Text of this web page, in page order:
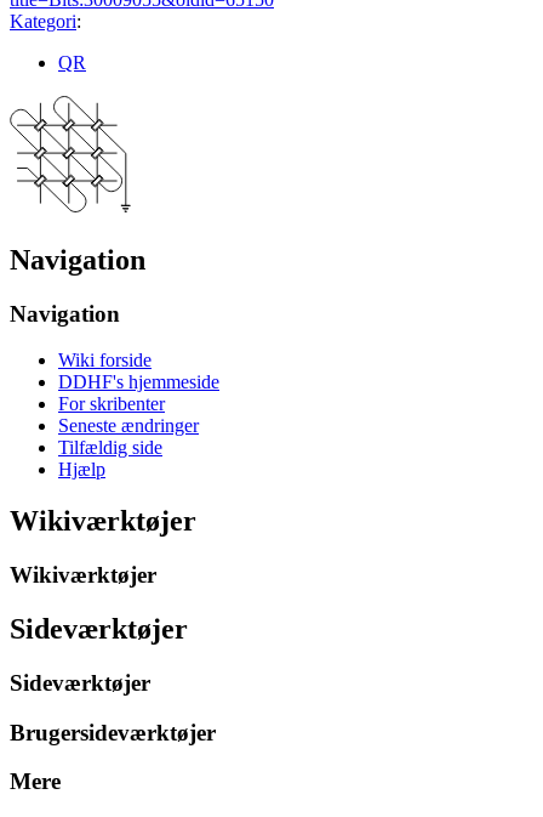
Kategori:
QR
Navigation
Navigation
Wiki forside
DDHF's hjemmeside
For skribenter
Seneste ændringer
Tilfældig side
Hjælp
Wikiværktøjer
Wikiværktøjer
Sideværktøjer
Sideværktøjer
Brugersideværktøjer
Mere